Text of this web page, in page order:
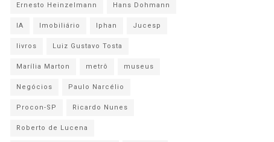
Ernesto Heinzelmann Hans Dohmann
IA Imobiliário Iphan Jucesp
livros Luiz Gustavo Tosta
Marília Marton metrô museus
Negócios Paulo Narcélio
Procon-SP Ricardo Nunes
Roberto de Lucena